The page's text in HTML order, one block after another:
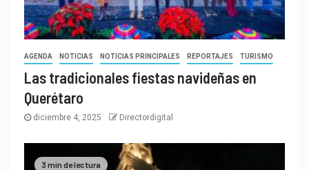
AGENDA NOTICIAS NOTICIAS PRINCIPALES REPORTAJES TURISMO
Las tradicionales fiestas navideñas en
Querétaro
diciembre 4, 2025 Directordigital
3 min de lectura